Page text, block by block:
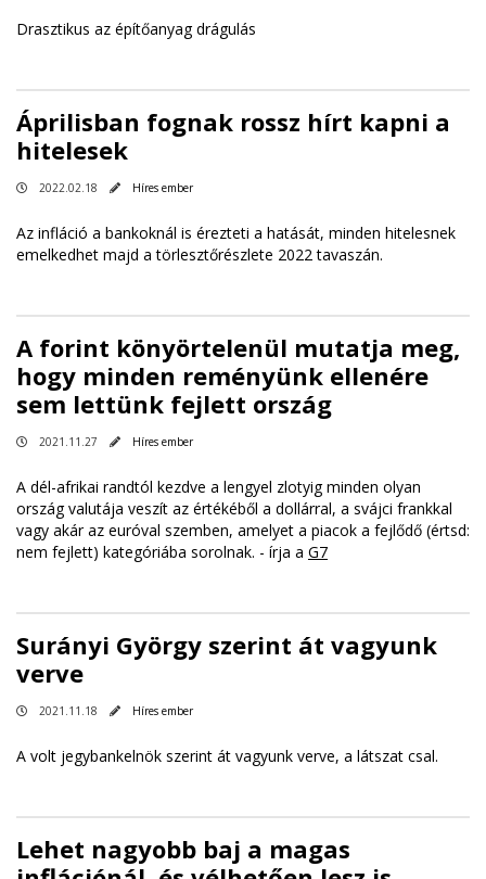
Drasztikus az építőanyag drágulás
Áprilisban fognak rossz hírt kapni a
hitelesek
2022.02.18 Híres ember
Az infláció a bankoknál is érezteti a hatását, minden hitelesnek
emelkedhet majd a törlesztőrészlete 2022 tavaszán.
A forint könyörtelenül mutatja meg,
hogy minden reményünk ellenére
sem lettünk fejlett ország
2021.11.27 Híres ember
A dél-afrikai randtól kezdve a lengyel zlotyig minden olyan
ország valutája veszít az értékéből a dollárral, a svájci frankkal
vagy akár az euróval szemben, amelyet a piacok a fejlődő (értsd:
nem fejlett) kategóriába sorolnak. - írja a G7
Surányi György szerint át vagyunk
verve
2021.11.18 Híres ember
A volt jegybankelnök szerint át vagyunk verve, a látszat csal.
Lehet nagyobb baj a magas